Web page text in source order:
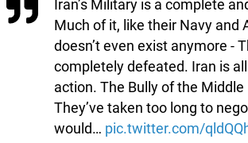
Much of it, like their Navy and
doesn’t even exist anymore -
completely defeated. Iran is
action. The Bully of the Middle
They’ve taken too long to
would… pic.twitter.com/